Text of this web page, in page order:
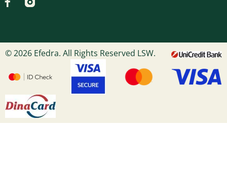
© 2026 Efedra. All Rights Reserved LSW.